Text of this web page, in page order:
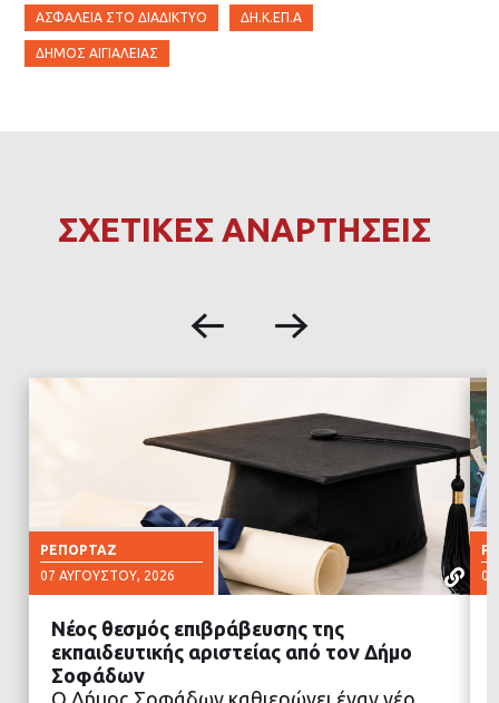
ΑΣΦΆΛΕΙΑ ΣΤΟ ΔΙΑΔΊΚΤΥΟ ΔΗ.Κ.ΕΠ.Α
ΔΉΜΟΣ ΑΙΓΙΑΛΕΊΑΣ
ΣΧΕΤΙΚΕΣ ΑΝΑΡΤΗΣΕΙΣ
ΡΕΠΟΡΤΆΖ
07 ΑΥΓΟΎΣΤΟΥ, 2026
Νέος θεσμός επιβράβευσης της
εκπαιδευτικής αριστείας από τον Δήμο
Σοφάδων
Ο Δήμος Σοφάδων καθιερώνει έναν νέο